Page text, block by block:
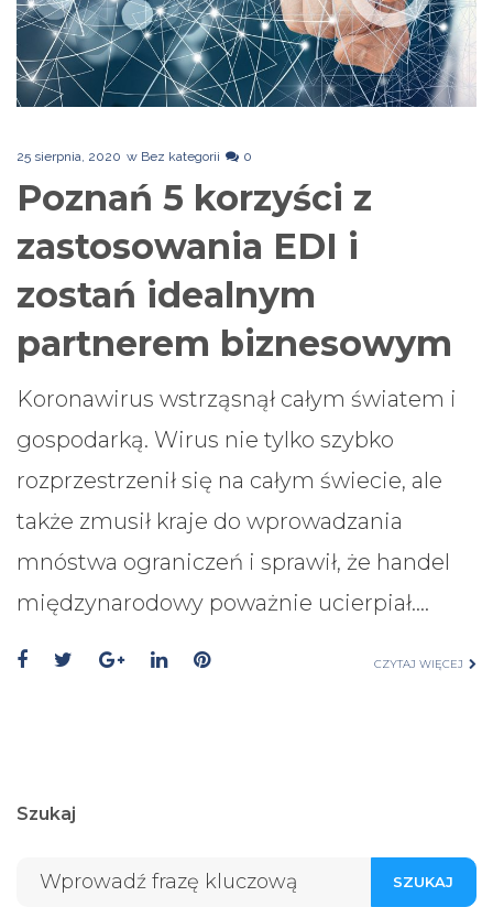
25 sierpnia, 2020 w Bez kategorii 0
Poznań 5 korzyści z
zastosowania EDI i
zostań idealnym
partnerem biznesowym
Koronawirus wstrząsnął całym światem i
gospodarką. Wirus nie tylko szybko
rozprzestrzenił się na całym świecie, ale
także zmusił kraje do wprowadzania
mnóstwa ograniczeń i sprawił, że handel
międzynarodowy poważnie ucierpiał.…
CZYTAJ WIĘCEJ
Szukaj
SZUKAJ